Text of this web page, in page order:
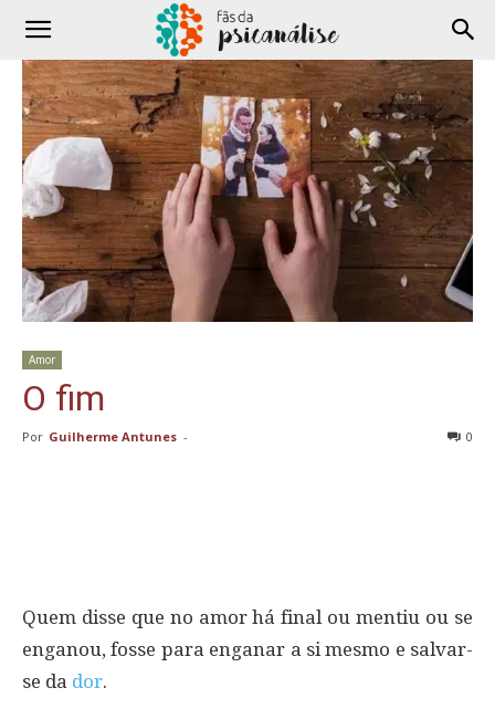
Amor
O fim
Por Guilherme Antunes - 0
Quem disse que no amor há final ou mentiu ou se
enganou, fosse para enganar a si mesmo e salvar-
se da dor.